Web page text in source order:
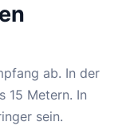
ab. In der
15 Metern. In
sein.